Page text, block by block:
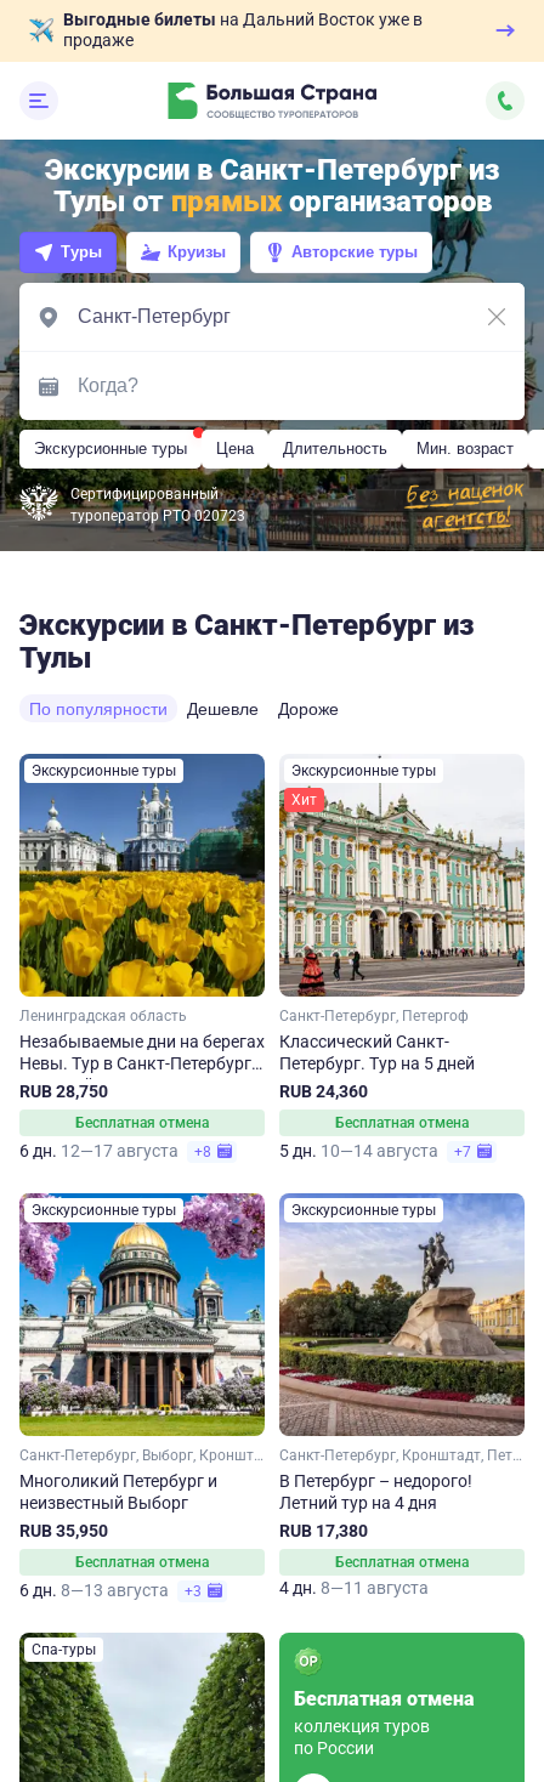
Выгодные билеты на Дальний Восток уже в
продаже
Экскурсии в Санкт-Петербург из
Тулы отпрямыхорганизаторов
Туры Круизы Авторские туры
Экскурсионные туры Цена Длительность Мин. возраст
Сертифицированный
туроператор РТО 020723
Экскурсии в Санкт-Петербург из
Тулы
По популярности Дешевле Дороже
Экскурсионные туры
Ленинградская область
Незабываемые дни на берегах
Невы. Тур в Санкт-Петербург
на 6 дней
RUB 28,750
Бесплатная отмена
6 дн. 12—17 августа +8
Экскурсионные туры
Хит
Санкт-Петербург, Петергоф
Классический Санкт-
Петербург. Тур на 5 дней
RUB 24,360
Бесплатная отмена
5 дн. 10—14 августа +7
Экскурсионные туры
Санкт-Петербург, Выборг, Кронштадт, Петергоф
Многоликий Петербург и
неизвестный Выборг
RUB 35,950
Бесплатная отмена
6 дн. 8—13 августа +3
Экскурсионные туры
Санкт-Петербург, Кронштадт, Петергоф
В Петербург – недорого!
Летний тур на 4 дня
RUB 17,380
Бесплатная отмена
4 дн. 8—11 августа
Спа-туры
Бесплатная отмена
коллекция туров
по России